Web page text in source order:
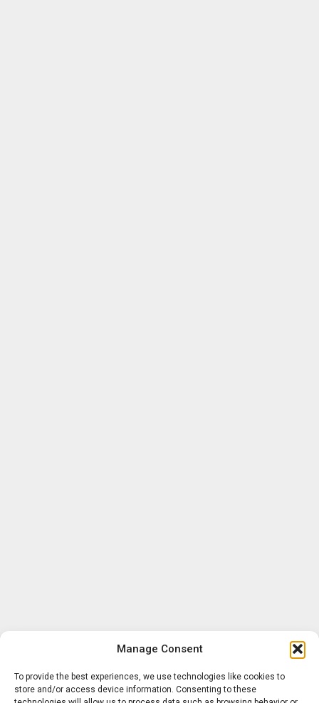
Manage Consent
To provide the best experiences, we use technologies like cookies to
store and/or access device information. Consenting to these